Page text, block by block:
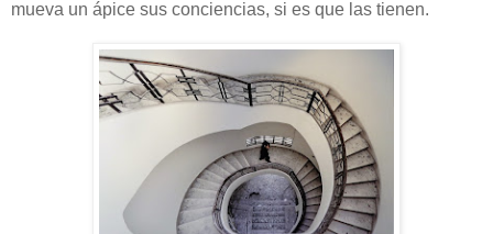
mueva un ápice sus conciencias, si es que las tienen.